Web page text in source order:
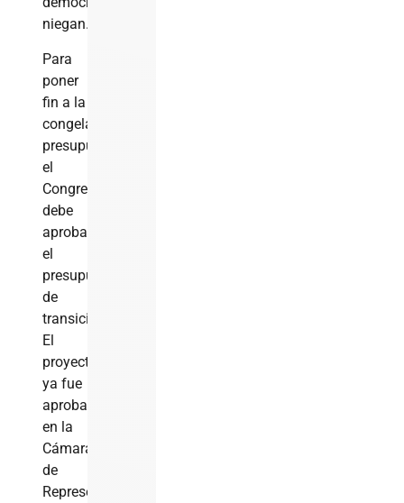
niegan.
Para
poner
fin a la
congelación
presupuestaria,
el
Congreso
debe
aprobar
el
presupuesto
de
transición.
El
proyecto
ya fue
aprobado
en la
Cámara
de
Representantes